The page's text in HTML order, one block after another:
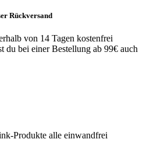
Rückversand
von 14 Tagen kostenfrei
du bei einer Bestellung ab 99€ auch
Produkte alle einwandfrei